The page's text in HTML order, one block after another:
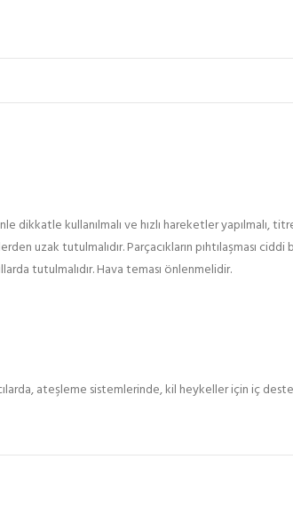
kullanılmalı ve hızlı hareketler yapılmalı,
uzak tutulmalıdır. Parçacıkların pıhtılaşması
tutulmalıdır. Hava teması önlenmelidir.
ateşleme sistemlerinde, kil heykeller için iç